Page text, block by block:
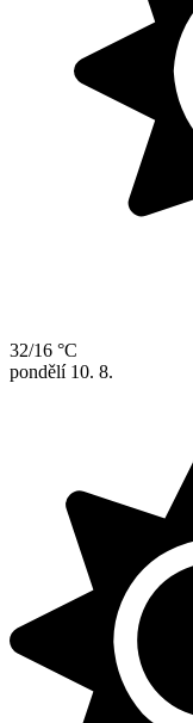
32/16 °C
pondělí 10. 8.